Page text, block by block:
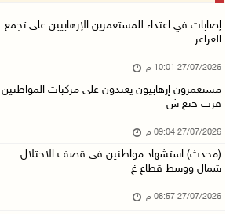
إصابات في اعتداء للمستعمرين الإرهابيين على تجمع
العراعر
27/07/2026 10:01 م
مستعمرون إرهابيون يعتدون على مركبات المواطنين
قرب جبع ش
27/07/2026 09:04 م
(محدث) استشهاد مواطنين في قصف الاحتلال
شمال ووسط قطاع غ
27/07/2026 08:57 م